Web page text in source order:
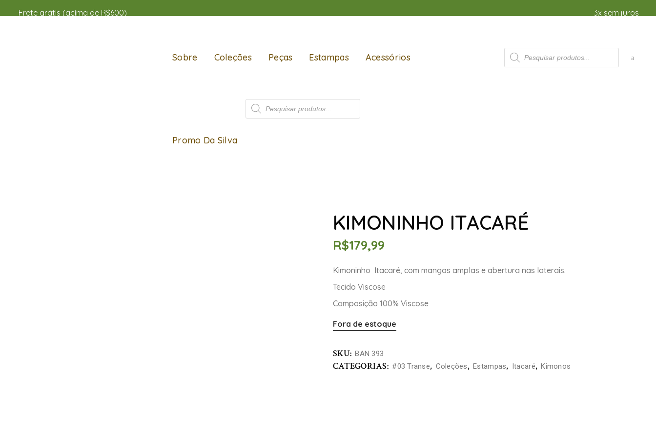
Frete grátis (acima de R$600) 3x sem juros
Sobre Coleções Peças Estampas Acessórios
Promo Da Silva
KIMONINHO ITACARÉ
R$179,99
Kimoninho Itacaré, com mangas amplas e abertura nas laterais.
Tecido Viscose
Composição 100% Viscose
Fora de estoque
SKU: BAN 393
CATEGORIAS: #03 Transe, Coleções, Estampas, Itacaré, Kimonos